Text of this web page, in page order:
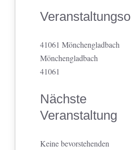
41061 Mönchengladbach
Mönchengladbach
41061
Nächste
Veranstaltung
Keine bevorstehenden